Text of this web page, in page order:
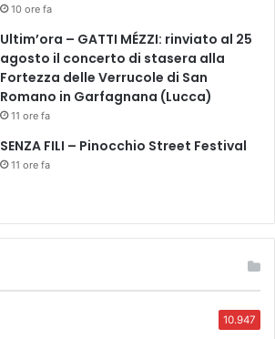
10 ore fa
Ultim’ora – GATTI MÉZZI: rinviato al 25
agosto il concerto di stasera alla
Fortezza delle Verrucole di San
Romano in Garfagnana (Lucca)
11 ore fa
SENZA FILI – Pinocchio Street Festival
11 ore fa
10.947